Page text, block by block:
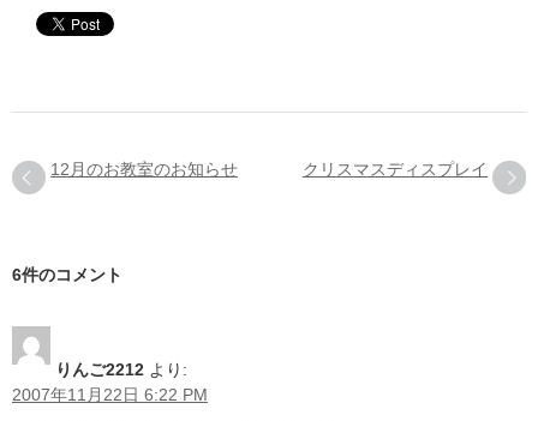
12月のお教室のお知らせ クリスマスディスプレイ
6件のコメント
りんご2212 より:
2007年11月22日 6:22 PM